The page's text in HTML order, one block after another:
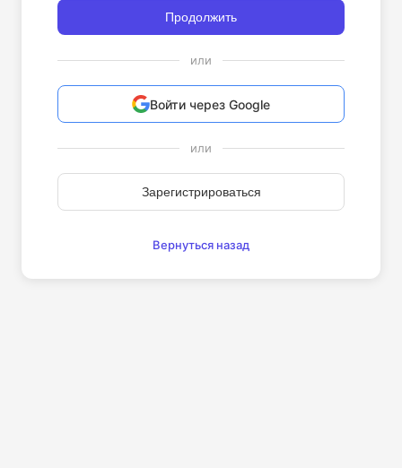
Продолжить
или
Войти через Google
или
Зарегистрироваться
Вернуться назад